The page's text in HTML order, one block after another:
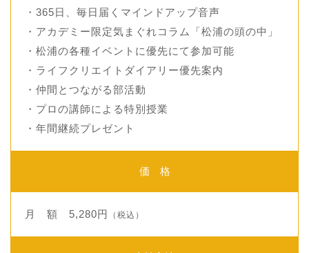
・365日、毎日届くマインドアップ音声
・アカデミー限定気まぐれコラム「松浦の頭の中」
・松浦の各種イベントに優先にて参加可能
・ライフクリエイトダイアリー優先案内
・仲間とつながる部活動
・プロの講師による特別授業
・年間継続プレゼント
価 格
月 額 5,280円 （税込）